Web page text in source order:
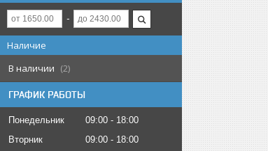
Наличие
В наличии
2
ГРАФИК РАБОТЫ
Понедельник 09:00
18:00
Вторник
09:00
18:00